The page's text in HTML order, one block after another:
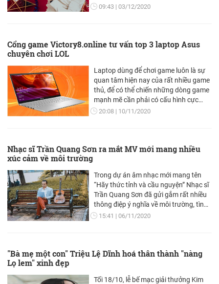
với anh đều nghĩ anh chàng này thuộc
09:43 03/12/2020
Cổng game Victory8.online tư vấn top 3 laptop Asus
chuyên chơi LOL
Laptop dùng để chơi game luôn là sự
quan tâm hiện nay của rất nhiều game
thủ, để có thể chiến những dòng game
mạnh mẽ cần phải có cấu hình cực
mạnh.
20:08 10/11/2020
Nhạc sĩ Trần Quang Sơn ra mắt MV mới mang nhiều
xúc cảm về môi trường
Trong dự án âm nhạc mới mang tên
“Hãy thức tỉnh và cầu nguyện” Nhạc sĩ
Trần Quang Sơn đã gửi gắm rất nhiều
thông điệp ý nghĩa về môi trường, tình
người và đặc biệt là sự nổi dậy của mẹ
15:41 06/11/2020
"Bà mẹ một con" Triệu Lệ Dĩnh hoá thân thành "nàng
Lọ lem" xinh đẹp
Tối 18/10, lễ bế mạc giải thưởng Kim